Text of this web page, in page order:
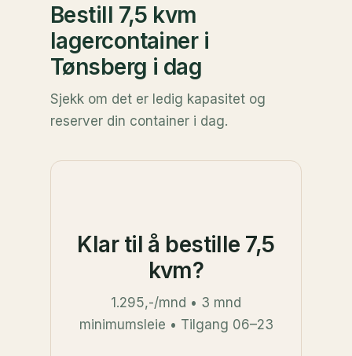
Bestill 7,5 kvm
lagercontainer i
Tønsberg i dag
Sjekk om det er ledig kapasitet og
reserver din container i dag.
Klar til å bestille 7,5
kvm?
1.295,-/mnd • 3 mnd
minimumsleie • Tilgang 06–23